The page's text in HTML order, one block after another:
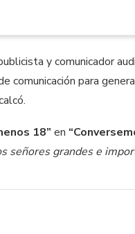
y comunicador
comunicación para
18”en
señores grandes e